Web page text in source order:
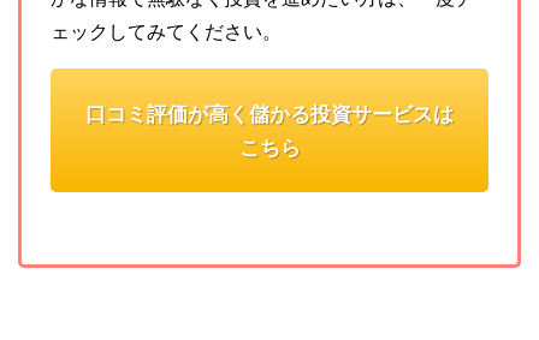
ェックしてみてください。
口コミ評価が高く儲かる投資サービスは
こちら